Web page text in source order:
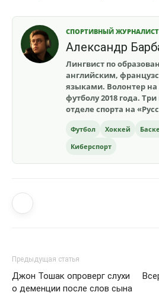
СПОРТИВНЫЙ ЖУРНАЛИСТ
Александр
Лингвист по
английским,
языками. Волонтер
футболу 2018 года.
отделе спорта на
Футбол Хоккей
Киберспорт
Предыдущая статья
Джон Тошак опроверг слухи
о деменции после слов сына